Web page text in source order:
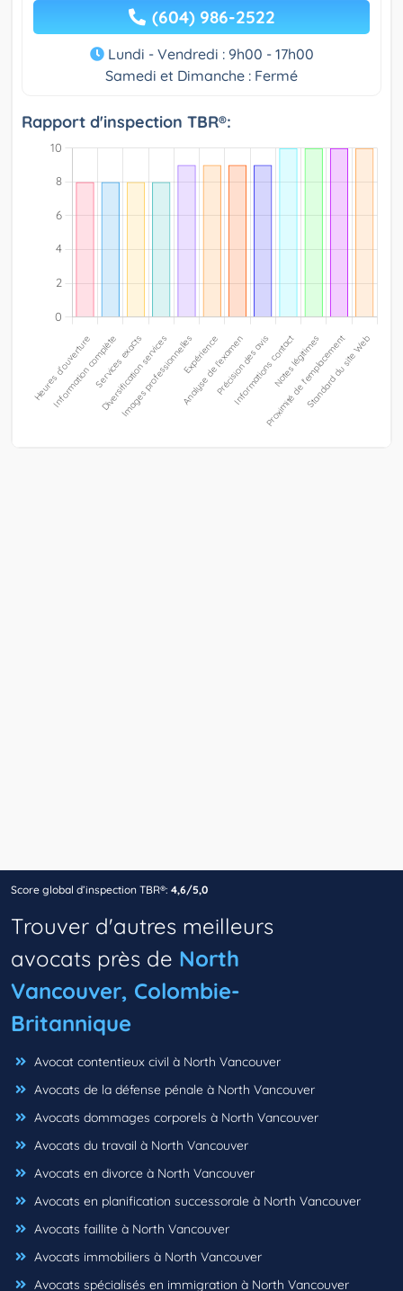
(604) 986-2522
Lundi - Vendredi : 9h00 - 17h00
Samedi et Dimanche : Fermé
Rapport d'inspection TBR®:
Score global d’inspection TBR®: 4,6/5,0
Trouver d'autres meilleurs
avocats près de North
Vancouver, Colombie-
Britannique
Avocat contentieux civil à North Vancouver
Avocats de la défense pénale à North Vancouver
Avocats dommages corporels à North Vancouver
Avocats du travail à North Vancouver
Avocats en divorce à North Vancouver
Avocats en planification successorale à North Vancouver
Avocats faillite à North Vancouver
Avocats immobiliers à North Vancouver
Avocats spécialisés en immigration à North Vancouver